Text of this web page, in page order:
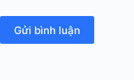
Gửi bình luận